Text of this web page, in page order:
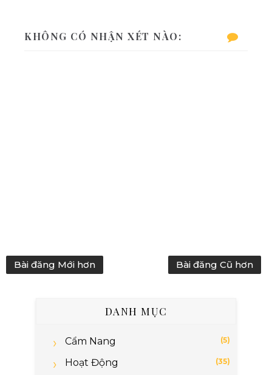
KHÔNG CÓ NHẬN XÉT NÀO:
Bài đăng Mới hơn Bài đăng Cũ hơn
DANH MỤC
Cẩm Nang (5)
Hoạt Động (35)